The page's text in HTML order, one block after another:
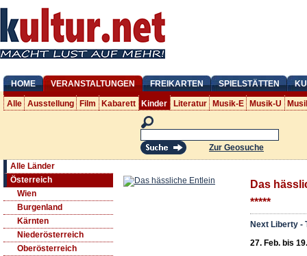
HOME VERANSTALTUNGEN FREIKARTEN SPIELSTÄTTEN
Alle Ausstellung Film Kabarett Kinder Literatur Musik-E Musik-U
Zur Geosuche
Alle Länder
Österreich
Wien
Burgenland
Kärnten
Niederösterreich
Oberösterreich
Das
*****
Next Liberty -
27. Feb. bis